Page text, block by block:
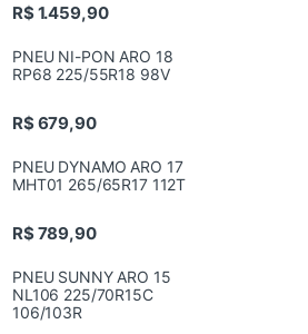
R$1.459,90
PNEU NI-PON ARO 18
RP68 225/55R18 98V
R$679,90
PNEU DYNAMO ARO 17
MHT01 265/65R17 112T
R$789,90
PNEU SUNNY ARO 15
NL106 225/70R15C
106/103R